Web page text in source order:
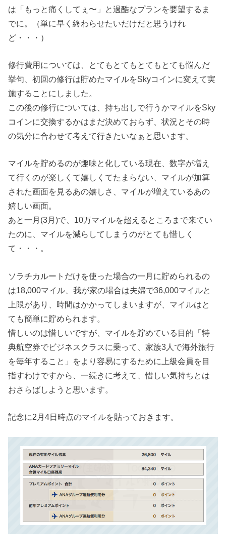
は「もっと痛くしてぇ〜」と過酷なプランを要望するま
でに。（単に早く終わらせたいだけだと思うけれ
ど・・・）
修行費用については、とてもとてもとてもとても悩んだ
挙句、初回の修行は貯めたマイルをSkyコインに変えて実
施することにしました。
この後の修行については、持ち出しで行うかマイルをSky
コインに交換するかはまだ決めておらず、状況とその時
の気分に合わせて考えて行きたいなぁと思います。
マイルを貯めるのが趣味と化している現在、数字が増え
て行くのが楽しくて嬉しくてたまらない、マイルが加算
された画面を見るあの嬉しさ、マイルが増えているあの
嬉しい画面。
あと一月(3月)で、10万マイルを超えるところまで来てい
たのに、マイルを減らしてしまうのがとても惜しく
て・・・。
ソラチカルートだけを使った場合の一月に貯められるの
は18,000マイル、我が家の場合は夫婦で36,000マイルと
上限があり、時間はかかってしまいますが、マイルはと
ても簡単に貯められます。
惜しいのは惜しいですが、マイルを貯めている目的「特
典航空券でビジネスクラスに乗って、家族3人で海外旅行
を毎年すること」をより容易にするために上級会員を目
指すわけですから、一続きに考えて、惜しい気持ちとは
おさらばしようと思います。
記念に2月4日時点のマイルを貼っておきます。